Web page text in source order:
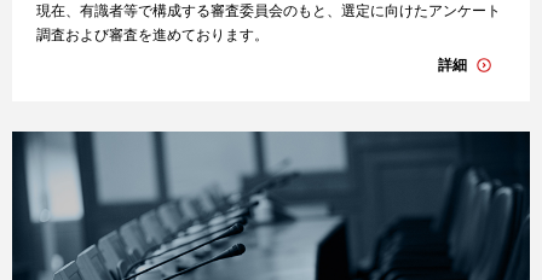
現在、有識者等で構成する審査委員会のもと、選定に向けたアンケート
調査および審査を進めております。
詳細